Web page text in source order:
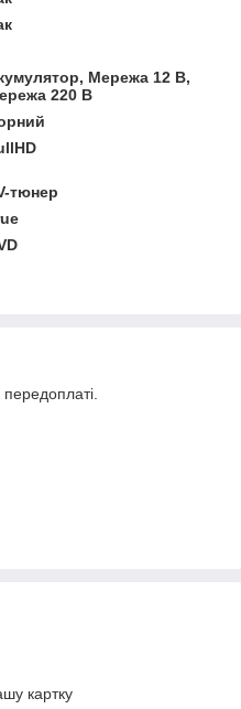
Мережа 12 В,
220 В
тюнер
передоплаті.
картку